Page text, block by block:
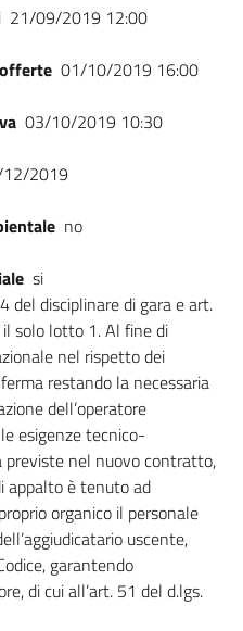
21/09/2019 12:00
01/10/2019 16:00
03/10/2019 10:30
2019
no
si
del disciplinare di gara e art.
solo lotto 1. Al fine di
nel rispetto dei
restando la necessaria
dell’operatore
esigenze tecnico-
previste nel nuovo contratto,
appalto è tenuto ad
organico il personale
uscente,
garantendo
di cui all’art. 51 del d.lgs.